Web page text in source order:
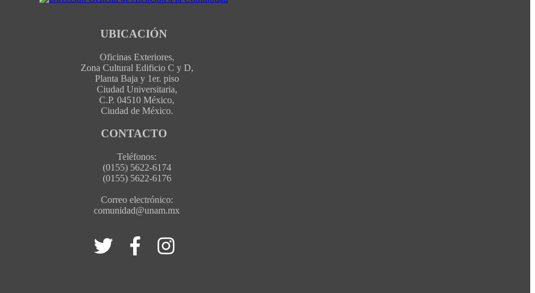
UBICACIÓN
Oficinas Exteriores,
Zona Cultural Edificio C y D,
Planta Baja y 1er. piso
Ciudad Universitaria,
C.P. 04510 México,
Ciudad de México.
CONTACTO
Teléfonos:
(0155) 5622-6174
(0155) 5622-6176
Correo electrónico:
comunidad@unam.mx